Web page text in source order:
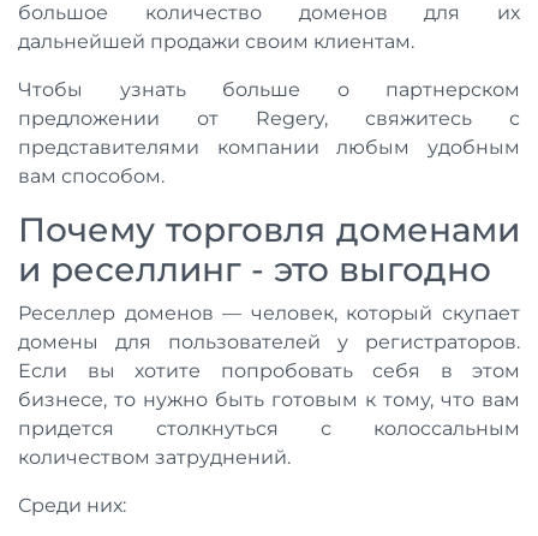
большое количество доменов для их
дальнейшей продажи своим клиентам.
Чтобы узнать больше о партнерском
предложении от Regery, свяжитесь с
представителями компании любым удобным
вам способом.
Почему торговля доменами
и реселлинг - это выгодно
Реселлер доменов — человек, который скупает
домены для пользователей у регистраторов.
Если вы хотите попробовать себя в этом
бизнесе, то нужно быть готовым к тому, что вам
придется столкнуться с колоссальным
количеством затруднений.
Среди них: